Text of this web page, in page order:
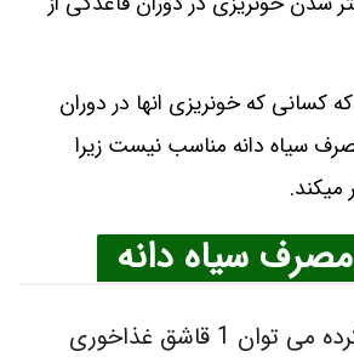
کسانی که خونریزی انها در دوران
سیاه دانه مناسب نیست زیرا
میکند.
سیاه دانه
به صورت دم کرده می توان 1 قاشق غذاخوری